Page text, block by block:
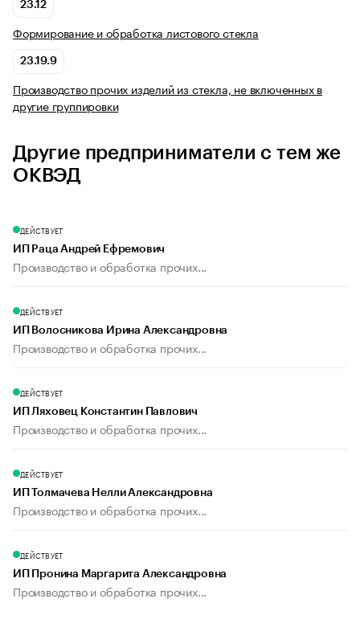
23.12
Формирование и обработка листового стекла
23.19.9
Производство прочих изделий из стекла, не включенных в
другие группировки
Другие предприниматели с тем же
ОКВЭД
ДЕЙСТВУЕТ
ИП Раца Андрей Ефремович
Производство и обработка прочих...
ДЕЙСТВУЕТ
ИП Волосникова Ирина Александровна
Производство и обработка прочих...
ДЕЙСТВУЕТ
ИП Ляховец Константин Павлович
Производство и обработка прочих...
ДЕЙСТВУЕТ
ИП Толмачева Нелли Александровна
Производство и обработка прочих...
ДЕЙСТВУЕТ
ИП Пронина Маргарита Александровна
Производство и обработка прочих...